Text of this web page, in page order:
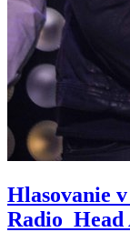
Hlasovanie
Radio_Head